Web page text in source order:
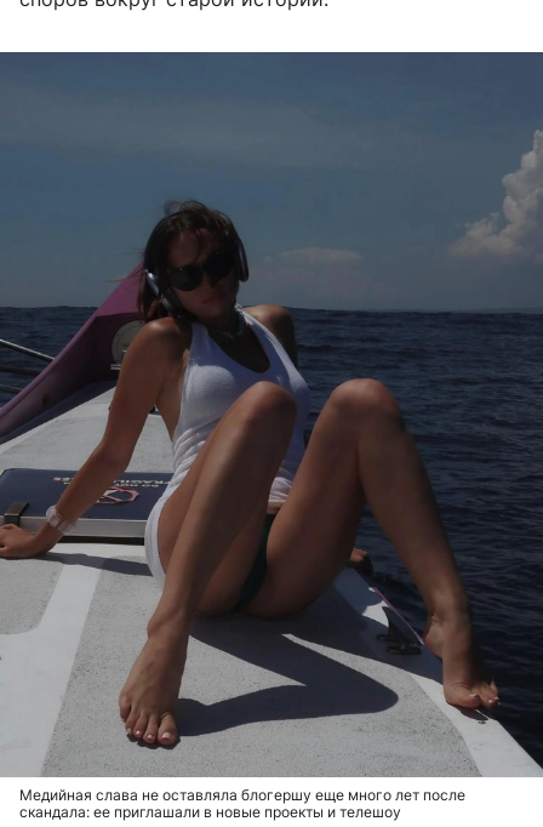
Медийная слава не оставляла блогершу еще много лет после
скандала: ее приглашали в новые проекты и телешоу